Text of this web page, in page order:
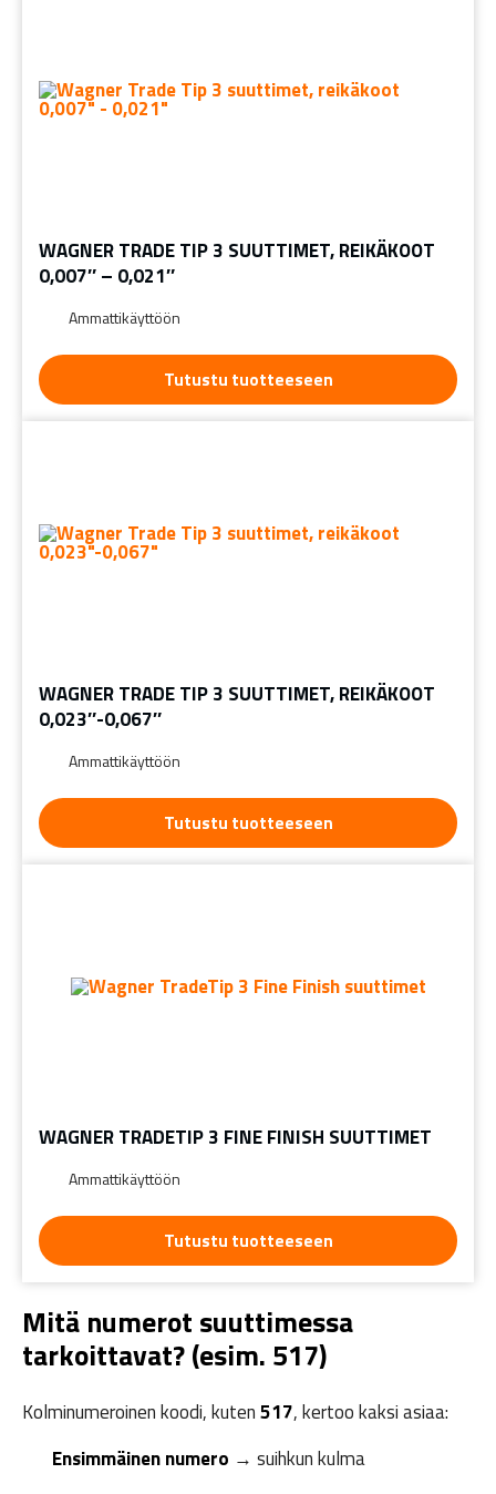
WAGNER TRADE TIP 3 SUUTTIMET, REIKÄKOOT
0,007″ – 0,021″
Ammattikäyttöön
Tutustu tuotteeseen
WAGNER TRADE TIP 3 SUUTTIMET, REIKÄKOOT
0,023″-0,067″
Ammattikäyttöön
Tutustu tuotteeseen
WAGNER TRADETIP 3 FINE FINISH SUUTTIMET
Ammattikäyttöön
Tutustu tuotteeseen
Mitä numerot suuttimessa
tarkoittavat? (esim. 517)
Kolminumeroinen koodi, kuten517, kertoo kaksi asiaa:
Ensimmäinen numero → suihkun kulma